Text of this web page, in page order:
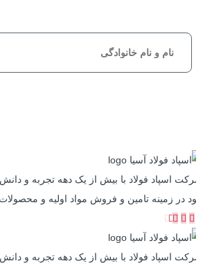
اسپاد فولاد با بیش از یک دهه تجربه و
در زمینه تامین و فروش مواد اولیه و محصولات
اسپاد فولاد با بیش از یک دهه تجربه و